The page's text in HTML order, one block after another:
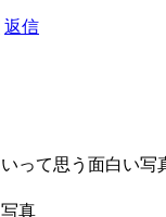
返信
って思う面白い